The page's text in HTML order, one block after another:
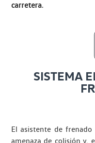
carretera.
SISTEMA
El asistente de
amenaza de colisión y,